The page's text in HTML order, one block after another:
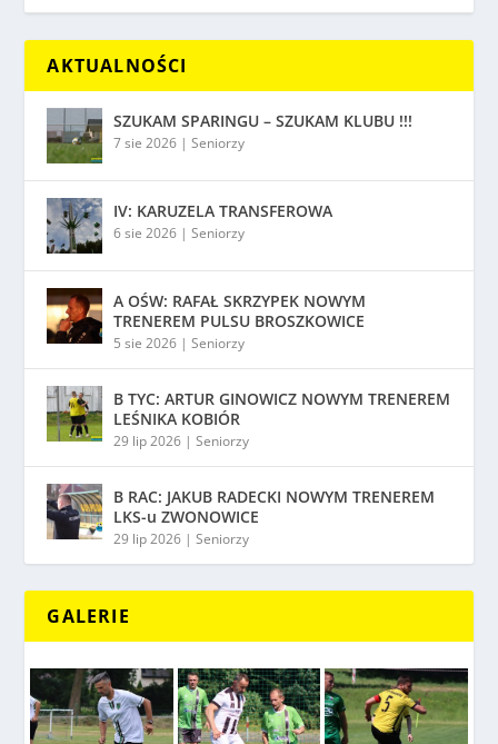
AKTUALNOŚCI
SZUKAM SPARINGU – SZUKAM KLUBU !!!
7 sie 2026 |Seniorzy
IV: KARUZELA TRANSFEROWA
6 sie 2026 |Seniorzy
A OŚW: RAFAŁ SKRZYPEK NOWYM
TRENEREM PULSU BROSZKOWICE
5 sie 2026 |Seniorzy
B TYC: ARTUR GINOWICZ NOWYM TRENEREM
LEŚNIKA KOBIÓR
29 lip 2026 |Seniorzy
B RAC: JAKUB RADECKI NOWYM TRENEREM
LKS-u ZWONOWICE
29 lip 2026 |Seniorzy
GALERIE